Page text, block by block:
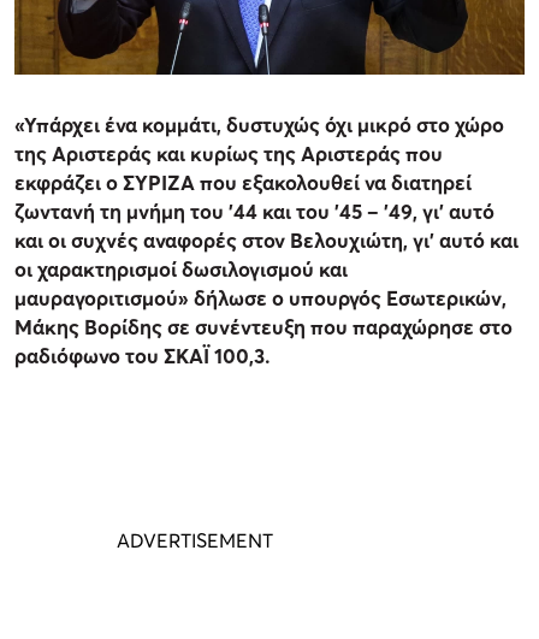
«Υπάρχει ένα κομμάτι, δυστυχώς όχι μικρό στο χώρο
της Αριστεράς και κυρίως της Αριστεράς που
εκφράζει ο ΣΥΡΙΖΑ που εξακολουθεί να διατηρεί
ζωντανή τη μνήμη του ’44 και του ’45 – ’49, γι’ αυτό
και οι συχνές αναφορές στον Βελουχιώτη, γι’ αυτό και
οι χαρακτηρισμοί δωσιλογισμού και
μαυραγοριτισμού» δήλωσε ο υπουργός Εσωτερικών,
Μάκης Βορίδης σε συνέντευξη που παραχώρησε στο
ραδιόφωνο του ΣΚΑΪ 100,3.